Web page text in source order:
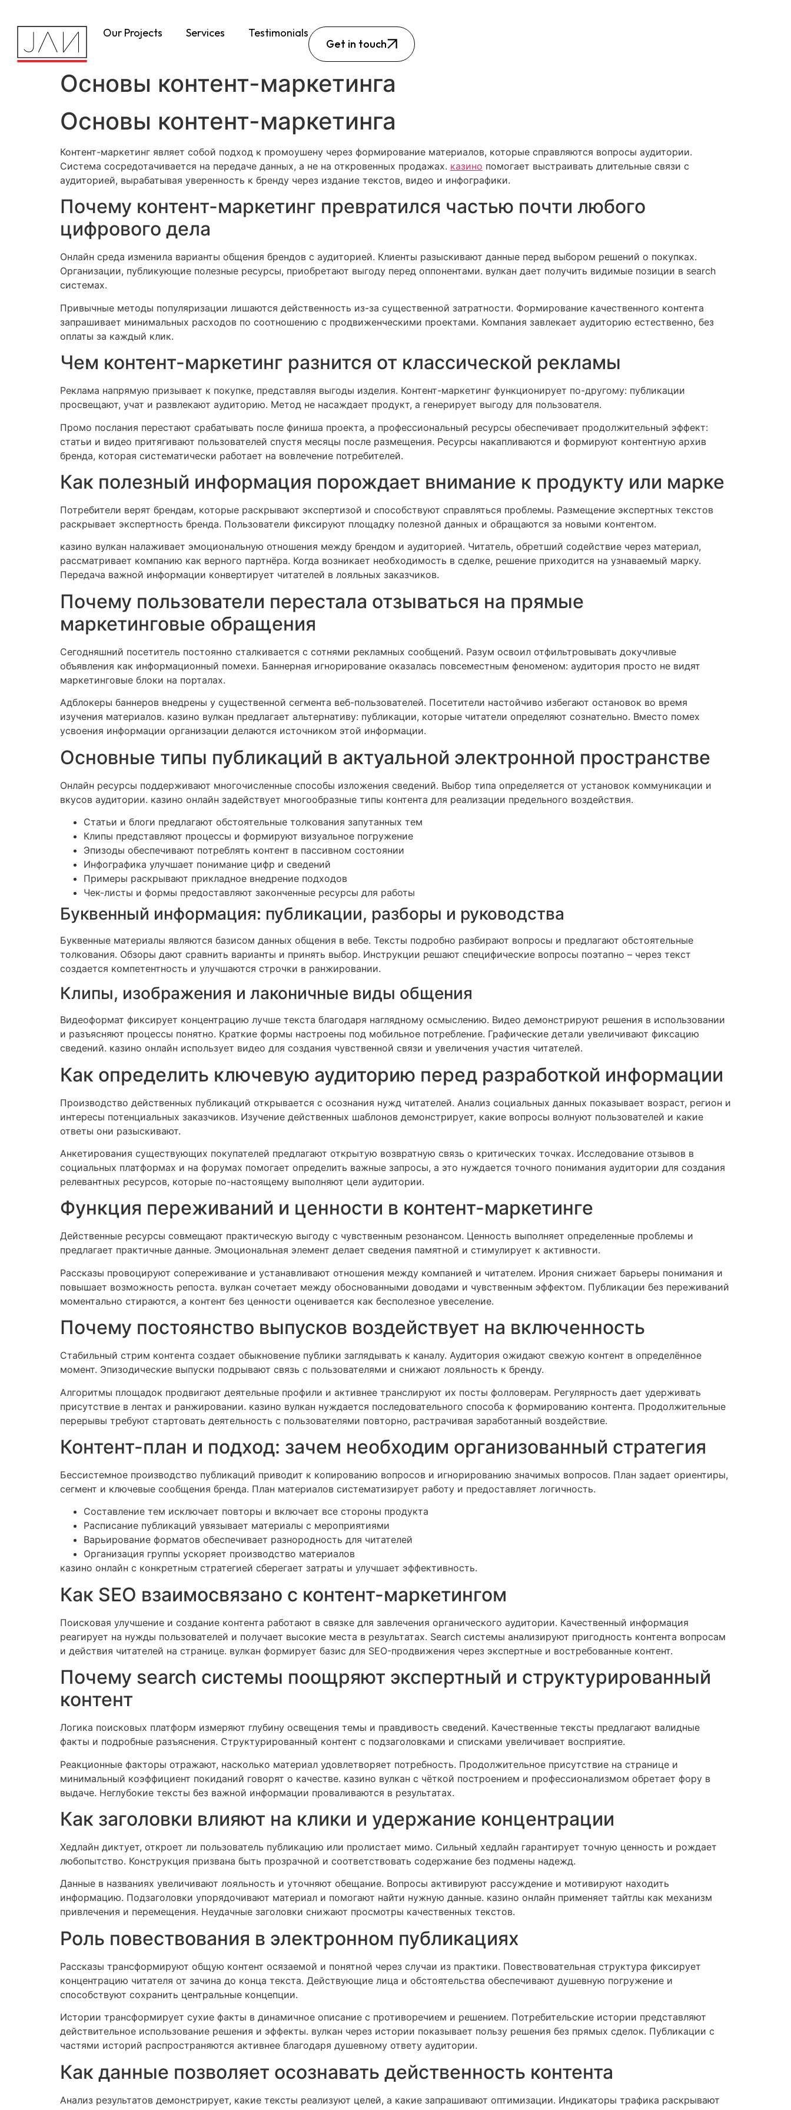
Our Projects Services
Testimonials
Get in touch
Основы контент-маркетинга
Основы контент-маркетинга
Контент-маркетинг являет собой подход к промоушену через формирование материалов, которые справляются вопросы аудитории.
Система сосредотачивается на передаче данных, а не на откровенных продажах. казино помогает выстраивать длительные связи с
аудиторией, вырабатывая уверенность к бренду через издание текстов, видео и инфографики.
Почему контент-маркетинг превратился частью почти любого
цифрового дела
Онлайн среда изменила варианты общения брендов с аудиторией. Клиенты разыскивают данные перед выбором решений о покупках.
Организации, публикующие полезные ресурсы, приобретают выгоду перед оппонентами. вулкан дает получить видимые позиции в search
системах.
Привычные методы популяризации лишаются действенность из-за существенной затратности. Формирование качественного контента
запрашивает минимальных расходов по соотношению с продвиженческими проектами. Компания завлекает аудиторию естественно, без
оплаты за каждый клик.
Чем контент-маркетинг разнится от классической рекламы
Реклама напрямую призывает к покупке, представляя выгоды изделия. Контент-маркетинг функционирует по-другому: публикации
просвещают, учат и развлекают аудиторию. Метод не насаждает продукт, а генерирует выгоду для пользователя.
Промо послания перестают срабатывать после финиша проекта, а профессиональный ресурсы обеспечивает продолжительный эффект:
статьи и видео притягивают пользователей спустя месяцы после размещения. Ресурсы накапливаются и формируют контентную архив
бренда, которая систематически работает на вовлечение потребителей.
Как полезный информация порождает внимание к продукту или марке
Потребители верят брендам, которые раскрывают экспертизой и способствуют справляться проблемы. Размещение экспертных текстов
раскрывает экспертность бренда. Пользователи фиксируют площадку полезной данных и обращаются за новыми контентом.
казино вулкан налаживает эмоциональную отношения между брендом и аудиторией. Читатель, обретший содействие через материал,
рассматривает компанию как верного партнёра. Когда возникает необходимость в сделке, решение приходится на узнаваемый марку.
Передача важной информации конвертирует читателей в лояльных заказчиков.
Почему пользователи перестала отзываться на прямые
маркетинговые обращения
Сегодняшний посетитель постоянно сталкивается с сотнями рекламных сообщений. Разум освоил отфильтровывать докучливые
объявления как информационный помехи. Баннерная игнорирование оказалась повсеместным феноменом: аудитория просто не видят
маркетинговые блоки на порталах.
Адблокеры баннеров внедрены у существенной сегмента веб-пользователей. Посетители настойчиво избегают остановок во время
изучения материалов. казино вулкан предлагает альтернативу: публикации, которые читатели определяют сознательно. Вместо помех
усвоения информации организации делаются источником этой информации.
Основные типы публикаций в актуальной электронной пространстве
Онлайн ресурсы поддерживают многочисленные способы изложения сведений. Выбор типа определяется от установок коммуникации и
вкусов аудитории. казино онлайн задействует многообразные типы контента для реализации предельного воздействия.
Статьи и блоги предлагают обстоятельные толкования запутанных тем
Клипы представляют процессы и формируют визуальное погружение
Эпизоды обеспечивают потреблять контент в пассивном состоянии
Инфографика улучшает понимание цифр и сведений
Примеры раскрывают прикладное внедрение подходов
Чек-листы и формы предоставляют законченные ресурсы для работы
Буквенный информация: публикации, разборы и руководства
Буквенные материалы являются базисом данных общения в вебе. Тексты подробно разбирают вопросы и предлагают обстоятельные
толкования. Обзоры дают сравнить варианты и принять выбор. Инструкции решают специфические вопросы поэтапно – через текст
создается компетентность и улучшаются строчки в ранжировании.
Клипы, изображения и лаконичные виды общения
Видеоформат фиксирует концентрацию лучше текста благодаря наглядному осмыслению. Видео демонстрируют решения в использовании
и разъясняют процессы понятно. Краткие формы настроены под мобильное потребление. Графические детали увеличивают фиксацию
сведений. казино онлайн использует видео для создания чувственной связи и увеличения участия читателей.
Как определить ключевую аудиторию перед разработкой информации
Производство действенных публикаций открывается с осознания нужд читателей. Анализ социальных данных показывает возраст, регион и
интересы потенциальных заказчиков. Изучение действенных шаблонов демонстрирует, какие вопросы волнуют пользователей и какие
ответы они разыскивают.
Анкетирования существующих покупателей предлагают открытую возвратную связь о критических точках. Исследование отзывов в
социальных платформах и на форумах помогает определить важные запросы, а это нуждается точного понимания аудитории для создания
релевантных ресурсов, которые по-настоящему выполняют цели аудитории.
Функция переживаний и ценности в контент-маркетинге
Действенные ресурсы совмещают практическую выгоду с чувственным резонансом. Ценность выполняет определенные проблемы и
предлагает практичные данные. Эмоциональная элемент делает сведения памятной и стимулирует к активности.
Рассказы провоцируют сопереживание и устанавливают отношения между компанией и читателем. Ирония снижает барьеры понимания и
повышает возможность репоста. вулкан сочетает между обоснованными доводами и чувственным эффектом. Публикации без переживаний
моментально стираются, а контент без ценности оценивается как бесполезное увеселение.
Почему постоянство выпусков воздействует на включенность
Стабильный стрим контента создает обыкновение публики заглядывать к каналу. Аудитория ожидают свежую контент в определённое
момент. Эпизодические выпуски подрывают связь с пользователями и снижают лояльность к бренду.
Алгоритмы площадок продвигают деятельные профили и активнее транслируют их посты фолловерам. Регулярность дает удерживать
присутствие в лентах и ранжировании. казино вулкан нуждается последовательного способа к формированию контента. Продолжительные
перерывы требуют стартовать деятельность с пользователями повторно, растрачивая заработанный воздействие.
Контент-план и подход: зачем необходим организованный стратегия
Бессистемное производство публикаций приводит к копированию вопросов и игнорированию значимых вопросов. План задает ориентиры,
сегмент и ключевые сообщения бренда. План материалов систематизирует работу и предоставляет логичность.
Составление тем исключает повторы и включает все стороны продукта
Расписание публикаций увязывает материалы с мероприятиями
Варьирование форматов обеспечивает разнородность для читателей
Организация группы ускоряет производство материалов
казино онлайн с конкретным стратегией сберегает затраты и улучшает эффективность.
Как SEO взаимосвязано с контент-маркетингом
Поисковая улучшение и создание контента работают в связке для завлечения органического аудитории. Качественный информация
реагирует на нужды пользователей и получает высокие места в результатах. Search системы анализируют пригодность контента вопросам
и действия читателей на странице. вулкан формирует базис для SEO-продвижения через экспертные и востребованные контент.
Почему search системы поощряют экспертный и структурированный
контент
Логика поисковых платформ измеряют глубину освещения темы и правдивость сведений. Качественные тексты предлагают валидные
факты и подробные разъяснения. Структурированный контент с подзаголовками и списками увеличивает восприятие.
Реакционные факторы отражают, насколько материал удовлетворяет потребность. Продолжительное присутствие на странице и
минимальный коэффициент покиданий говорят о качестве. казино вулкан с чёткой построением и профессионализмом обретает фору в
выдаче. Неглубокие тексты без важной информации проваливаются в результатах.
Как заголовки влияют на клики и удержание концентрации
Хедлайн диктует, откроет ли пользователь публикацию или пролистает мимо. Сильный хедлайн гарантирует точную ценность и рождает
любопытство. Конструкция призвана быть прозрачной и соответствовать содержание без подмены надежд.
Данные в названиях увеличивают лояльность и уточняют обещание. Вопросы активируют рассуждение и мотивируют находить
информацию. Подзаголовки упорядочивают материал и помогают найти нужную данные. казино онлайн применяет тайтлы как механизм
привлечения и перемещения. Неудачные заголовки снижают просмотры качественных текстов.
Роль повествования в электронном публикациях
Рассказы трансформируют общую контент осязаемой и понятной через случаи из практики. Повествовательная структура фиксирует
концентрацию читателя от зачина до конца текста. Действующие лица и обстоятельства обеспечивают душевную погружение и
способствуют сохранить центральные концепции.
Истории трансформирует сухие факты в динамичное описание с противоречием и решением. Потребительские истории представляют
действительное использование решения и эффекты. вулкан через истории показывает пользу решения без прямых сделок. Публикации с
частями историй распространяются активнее благодаря душевному ответу аудитории.
Как данные позволяет осознавать действенность контента
Анализ результатов демонстрирует, какие тексты реализуют целей, а какие запрашивают оптимизации. Индикаторы трафика раскрывают